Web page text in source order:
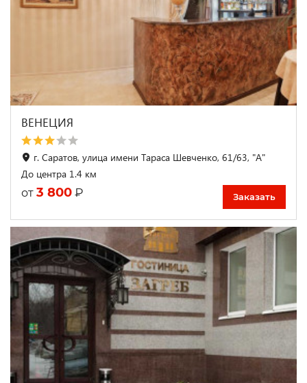
ВЕНЕЦИЯ
г. Саратов, улица имени Тараса Шевченко, 61/63, "А"
До центра 1.4 км
от 3 800 ₽ Заказать